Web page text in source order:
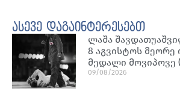
ასევე დაგაინტერესებთ
ლაშა
8 აგვისტოს
მედალი მოვიპოვე
09/08/2026